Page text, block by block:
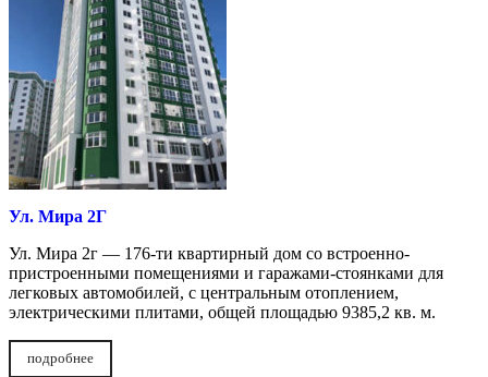
Ул. Мира 2Г
Ул. Мира 2г — 176-ти квартирный дом со встроенно-
пристроенными помещениями и гаражами-стоянками для
легковых автомобилей, с центральным отоплением,
электрическими плитами, общей площадью 9385,2 кв. м.
подробнее